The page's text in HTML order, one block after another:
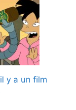
y a un film